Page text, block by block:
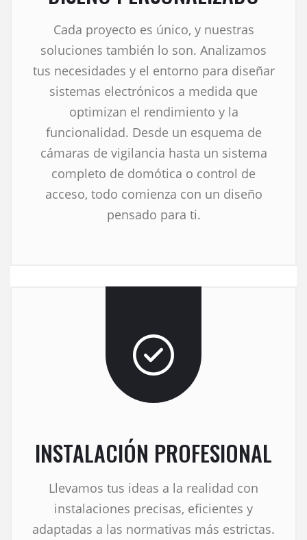
Cada proyecto es único, y nuestras
soluciones también lo son. Analizamos
tus necesidades y el entorno para diseñar
sistemas electrónicos a medida que
optimizan el rendimiento y la
funcionalidad. Desde un esquema de
cámaras de vigilancia hasta un sistema
completo de domótica o control de
acceso, todo comienza con un diseño
pensado para ti.
INSTALACIÓN PROFESIONAL
Llevamos tus ideas a la realidad con
instalaciones precisas, eficientes y
adaptadas a las normativas más estrictas.